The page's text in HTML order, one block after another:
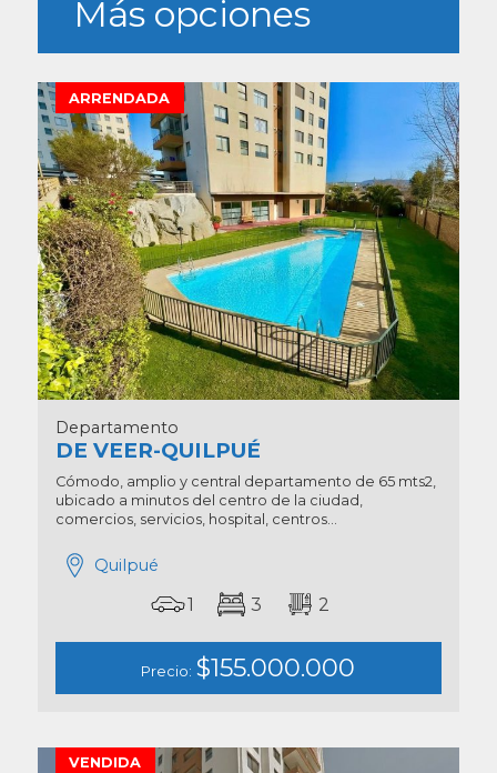
Más opciones
ARRENDADA
Departamento
DE VEER-QUILPUÉ
Cómodo, amplio y central departamento de 65 mts2,
ubicado a minutos del centro de la ciudad,
comercios, servicios, hospital, centros...
Quilpué
1 3 2
Precio: $155.000.000
VENDIDA